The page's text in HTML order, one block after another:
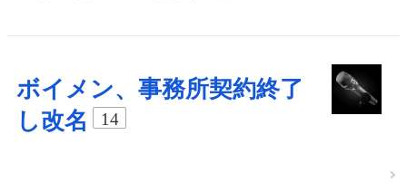
ボイメン、事務所契約終了
し改名
14